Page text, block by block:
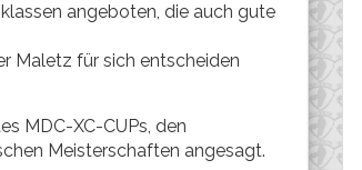
angeboten, die auch gute
Maletz für sich entscheiden
MDC-XC-CUPs, den
Meisterschaften angesagt.